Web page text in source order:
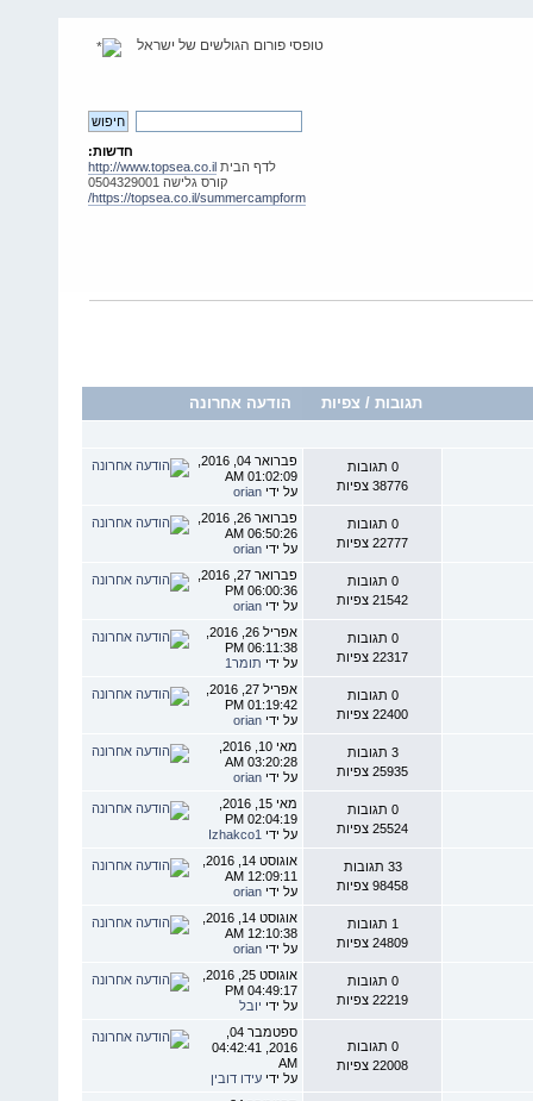
טופסי פורום הגולשים של ישראל
חדשות:
לדף הבית http://www.topsea.co.il
קורס גלישה 0504329001
https://topsea.co.il/summercampform/
תגובות / צפיות הודעה אחרונה
0 תגובות
38776 צפיות
01:02:09 AM
על ידי orian
0 תגובות
22777 צפיות
06:50:26 AM
על ידי orian
0 תגובות
21542 צפיות
06:00:36 PM
על ידי orian
0 תגובות
22317 צפיות
06:11:38 PM
על ידי תומר1
0 תגובות
22400 צפיות
01:19:42 PM
על ידי orian
3 תגובות
25935 צפיות
03:20:28 AM
על ידי orian
0 תגובות
25524 צפיות
02:04:19 PM
על ידי Izhakco1
33 תגובות
98458 צפיות
12:09:11 AM
על ידי orian
1 תגובות
24809 צפיות
12:10:38 AM
על ידי orian
0 תגובות
22219 צפיות
04:49:17 PM
על ידי יובל
0 תגובות
22008 צפיות
2016, 04:42:41
AM
על ידי עידו דובין